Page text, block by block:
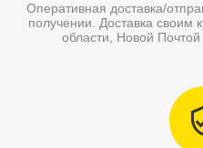
Оперативная доставка/
получении. Доставка своим
области, Новой